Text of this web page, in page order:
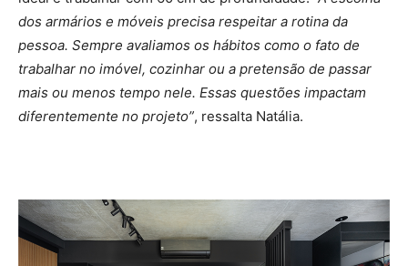
dos armários e móveis precisa respeitar a rotina da
pessoa. Sempre avaliamos os hábitos como o fato de
trabalhar no imóvel, cozinhar ou a pretensão de passar
mais ou menos tempo nele. Essas questões impactam
diferentemente no projeto”, ressalta Natália.